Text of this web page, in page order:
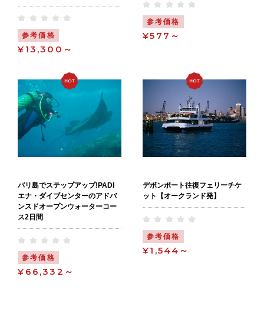
参考価格
¥13,300～
参考価格
¥577～
バリ島でステップアップ!PADI
エナ・ダイブセンターのアドバ
ンスドオープンウォーターコー
ス2日間
参考価格
¥66,332～
デボンポート往復フェリーチケ
ット【オークランド発】
参考価格
¥1,544～